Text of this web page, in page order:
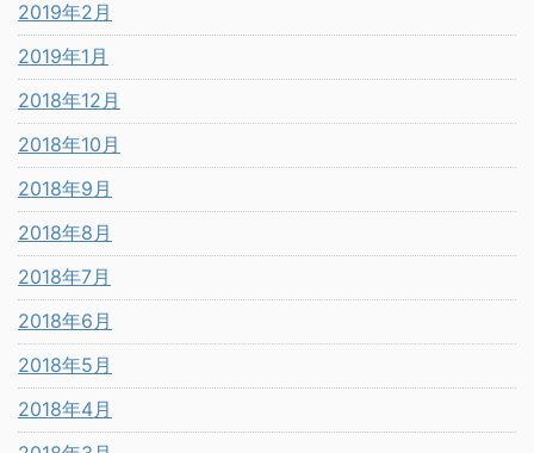
2019年2月
2019年1月
2018年12月
2018年10月
2018年9月
2018年8月
2018年7月
2018年6月
2018年5月
2018年4月